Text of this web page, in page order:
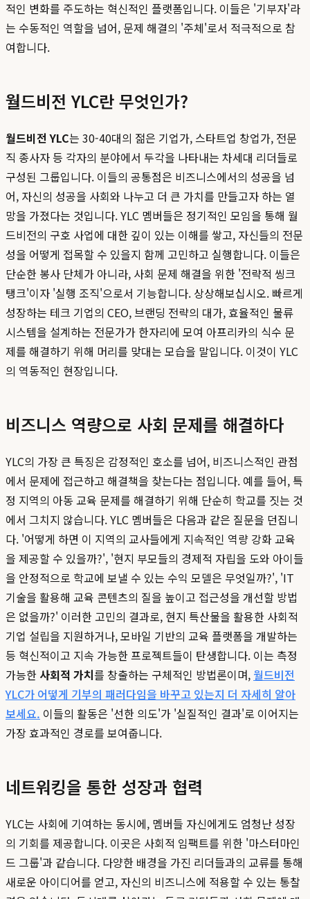
적인 변화를 주도하는 혁신적인 플랫폼입니다. 이들은 '기부자'라
는 수동적인 역할을 넘어, 문제 해결의 '주체'로서 적극적으로 참
여합니다.
월드비전 YLC란 무엇인가?
월드비전 YLC는 30-40대의 젊은 기업가, 스타트업 창업가, 전문
직 종사자 등 각자의 분야에서 두각을 나타내는 차세대 리더들로
구성된 그룹입니다. 이들의 공통점은 비즈니스에서의 성공을 넘
어, 자신의 성공을 사회와 나누고 더 큰 가치를 만들고자 하는 열
망을 가졌다는 것입니다. YLC 멤버들은 정기적인 모임을 통해 월
드비전의 구호 사업에 대한 깊이 있는 이해를 쌓고, 자신들의 전문
성을 어떻게 접목할 수 있을지 함께 고민하고 실행합니다. 이들은
단순한 봉사 단체가 아니라, 사회 문제 해결을 위한 '전략적 씽크
탱크'이자 '실행 조직'으로서 기능합니다. 상상해보십시오. 빠르게
성장하는 테크 기업의 CEO, 브랜딩 전략의 대가, 효율적인 물류
시스템을 설계하는 전문가가 한자리에 모여 아프리카의 식수 문
제를 해결하기 위해 머리를 맞대는 모습을 말입니다. 이것이 YLC
의 역동적인 현장입니다.
비즈니스 역량으로 사회 문제를 해결하다
YLC의 가장 큰 특징은 감정적인 호소를 넘어, 비즈니스적인 관점
에서 문제에 접근하고 해결책을 찾는다는 점입니다. 예를 들어, 특
정 지역의 아동 교육 문제를 해결하기 위해 단순히 학교를 짓는 것
에서 그치지 않습니다. YLC 멤버들은 다음과 같은 질문을 던집니
다. '어떻게 하면 이 지역의 교사들에게 지속적인 역량 강화 교육
을 제공할 수 있을까?', '현지 부모들의 경제적 자립을 도와 아이들
을 안정적으로 학교에 보낼 수 있는 수익 모델은 무엇일까?', 'IT
기술을 활용해 교육 콘텐츠의 질을 높이고 접근성을 개선할 방법
은 없을까?' 이러한 고민의 결과로, 현지 특산물을 활용한 사회적
기업 설립을 지원하거나, 모바일 기반의 교육 플랫폼을 개발하는
등 혁신적이고 지속 가능한 프로젝트들이 탄생합니다. 이는 측정
가능한 사회적 가치를 창출하는 구체적인 방법론이며, 월드비전
YLC가 어떻게 기부의 패러다임을 바꾸고 있는지 더 자세히 알아
보세요. 이들의 활동은 '선한 의도'가 '실질적인 결과'로 이어지는
가장 효과적인 경로를 보여줍니다.
네트워킹을 통한 성장과 협력
YLC는 사회에 기여하는 동시에, 멤버들 자신에게도 엄청난 성장
의 기회를 제공합니다. 이곳은 사회적 임팩트를 위한 '마스터마인
드 그룹'과 같습니다. 다양한 배경을 가진 리더들과의 교류를 통해
새로운 아이디어를 얻고, 자신의 비즈니스에 적용할 수 있는 통찰